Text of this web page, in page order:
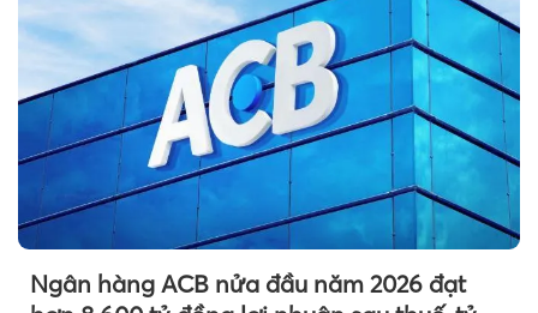
Ngân hàng ACB nửa đầu năm 2026 đạt